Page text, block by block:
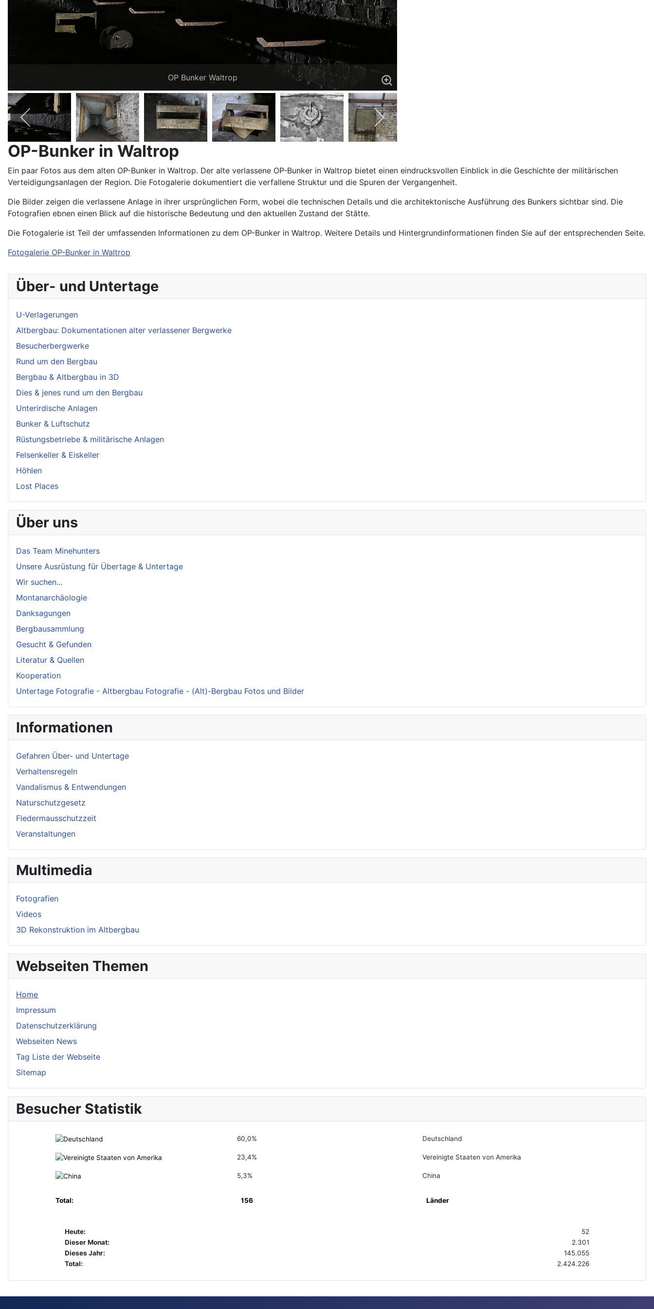
OP Bunker Waltrop
OP-Bunker in Waltrop
Ein paar Fotos aus dem alten OP-Bunker in Waltrop. Der alte verlassene OP-Bunker in Waltrop bietet einen eindrucksvollen Einblick in die Geschichte der militärischen
Verteidigungsanlagen der Region. Die Fotogalerie dokumentiert die verfallene Struktur und die Spuren der Vergangenheit.
Die Bilder zeigen die verlassene Anlage in ihrer ursprünglichen Form, wobei die technischen Details und die architektonische Ausführung des Bunkers sichtbar sind. Die
Fotografien ebnen einen Blick auf die historische Bedeutung und den aktuellen Zustand der Stätte.
Die Fotogalerie ist Teil der umfassenden Informationen zu dem OP-Bunker in Waltrop. Weitere Details und Hintergrundinformationen finden Sie auf der entsprechenden Seite.
Fotogalerie OP-Bunker in Waltrop
Über- und Untertage
U-Verlagerungen
Altbergbau: Dokumentationen alter verlassener Bergwerke
Besucherbergwerke
Rund um den Bergbau
Bergbau & Altbergbau in 3D
Dies & jenes rund um den Bergbau
Unterirdische Anlagen
Bunker & Luftschutz
Rüstungsbetriebe & militärische Anlagen
Felsenkeller & Eiskeller
Höhlen
Lost Places
Über uns
Das Team Minehunters
Unsere Ausrüstung für Übertage & Untertage
Wir suchen...
Montanarchäologie
Danksagungen
Bergbausammlung
Gesucht & Gefunden
Literatur & Quellen
Kooperation
Untertage Fotografie - Altbergbau Fotografie - (Alt)-Bergbau Fotos und Bilder
Informationen
Gefahren Über- und Untertage
Verhaltensregeln
Vandalismus & Entwendungen
Naturschutzgesetz
Fledermausschutzzeit
Veranstaltungen
Multimedia
Fotografien
Videos
3D Rekonstruktion im Altbergbau
Webseiten Themen
Home
Impressum
Datenschutzerklärung
Webseiten News
Tag Liste der Webseite
Sitemap
Besucher Statistik
60,0% Deutschland
23,4% Vereinigte Staaten von Amerika
5,3% China
Total: 156 Länder
Heute:
52
Dieser Monat:
2.301
Dieses Jahr:
145.055
Total:
2.424.226